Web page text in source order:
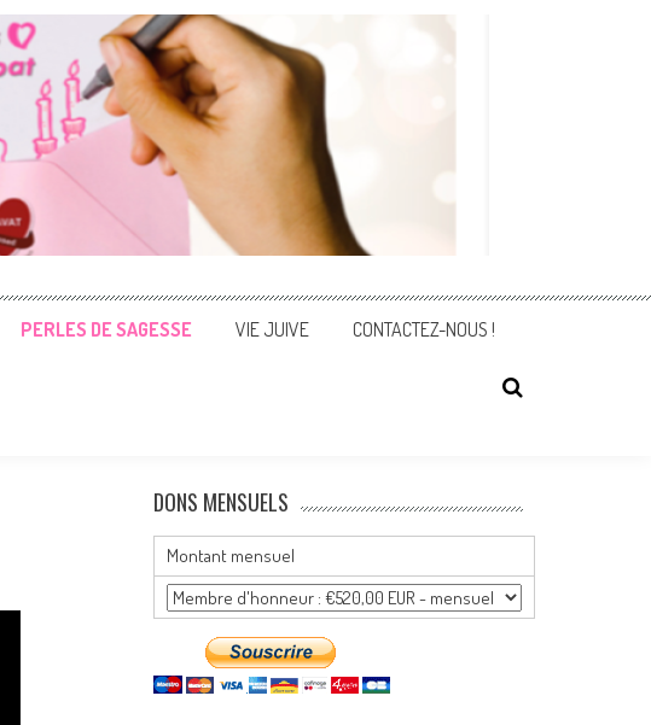
PERLES DE SAGESSE VIE JUIVE CONTACTEZ-NOUS !
DONS MENSUELS
Montant mensuel